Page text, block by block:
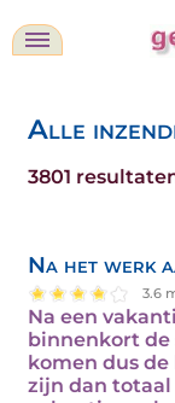
Alle
3801
Na het werk
3.6
Na een
binnenkort de
komen dus
zijn dan totaal